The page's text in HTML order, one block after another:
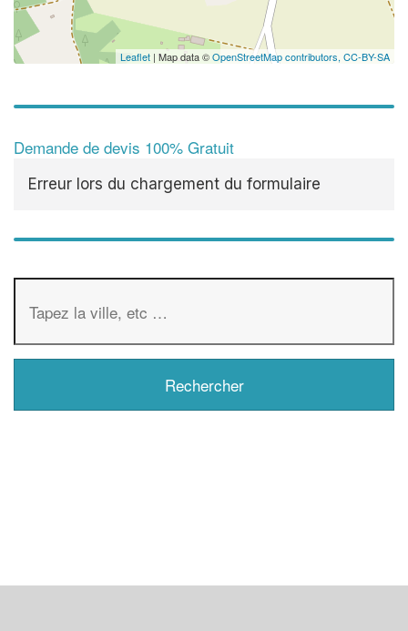
Leaflet | Map data ©OpenStreetMap contributors, CC-BY-SA
Demande de devis 100% Gratuit
Erreur lors du chargement du formulaire